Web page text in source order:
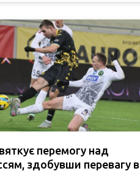
перемогу над
здобувши перевагу в